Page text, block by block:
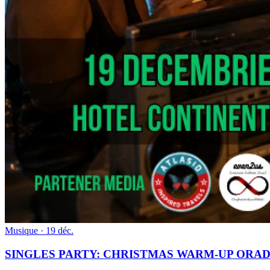
Musique · 19 déc.
SINGLES PARTY: CHRISTMAS WARM-UP